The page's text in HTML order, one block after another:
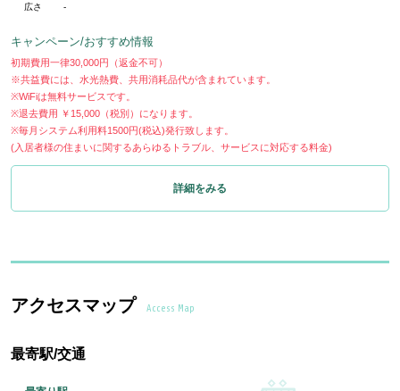
広さ -
キャンペーン/おすすめ情報
初期費用一律30,000円（返金不可）
※共益費には、水光熱費、共用消耗品代が含まれています。
※WiFiは無料サービスです。
※退去費用 ￥15,000（税別）になります。
※毎月システム利用料1500円(税込)発行致します。
(入居者様の住まいに関するあらゆるトラブル、サービスに対応する料金)
詳細をみる
アクセスマップ Access Map
最寄駅/交通